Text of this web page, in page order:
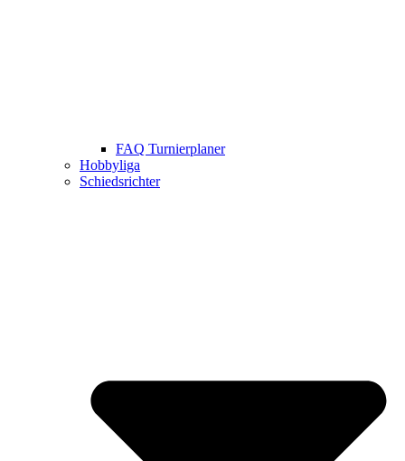
FAQ Turnierplaner
Hobbyliga
Schiedsrichter